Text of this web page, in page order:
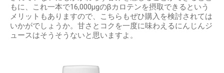
もに、これ一本で16,000μgのβカロテンを摂取できるという
メリットもありますので、こちらもぜひ購入を検討されては
いかがでしょうか。甘さとコクを一度に味わえるにんじんジ
ュースはそうそうないと思いますよ。